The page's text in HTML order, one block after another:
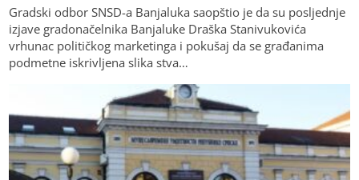
Gradski odbor SNSD-a Banjaluka saopštio je da su posljednje
izjave gradonačelnika Banjaluke Draška Stanivukovića
vrhunac političkog marketinga i pokušaj da se građanima
podmetne iskrivljena slika stva…